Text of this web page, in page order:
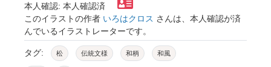
本人確認: 本人確認済
このイラストの作者 いろはクロス さんは、本人確認が済
んでいるイラストレーターです。
タグ: 松 伝統文様 和柄 和風